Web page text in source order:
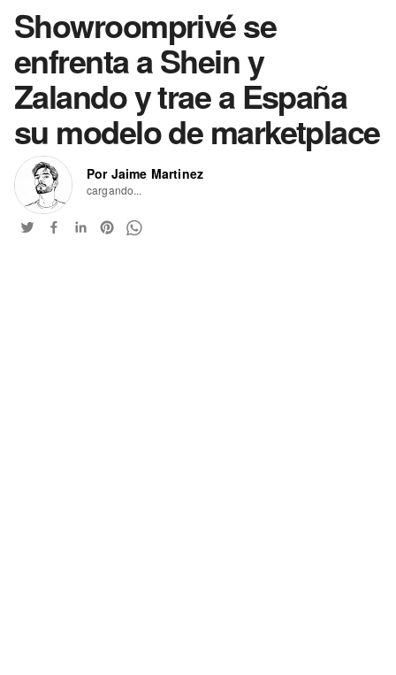
Showroomprivé se
enfrenta a Shein y
Zalando y trae a España
su modelo de marketplace
Por Jaime Martinez
cargando...